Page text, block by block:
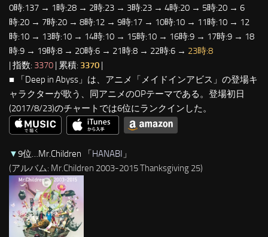
0時:137 → 1時:28 → 2時:23 → 3時:23 → 4時:20 → 5時:20 → 6
時:20 → 7時:20 → 8時:12 → 9時:17 → 10時:10 → 11時:10 → 12
時:10 → 13時:10 → 14時:10 → 15時:10 → 16時:9 → 17時:9 → 18
時:9 → 19時:8 → 20時:6 → 21時:8 → 22時:6 → 23時:8
| 指数: 3370 | 累積: 3370 |
■ 「Deep in Abyss」は、アニメ「メイドインアビス」の登場キ
ャラクターが歌う、同アニメのOPテーマである。登場初日
(2017/8/23)のチャートでは6位にランクインした。
▼9位…Mr.Children 「HANABI 」
(アルバム: Mr.Children 2003-2015 Thanksgiving 25)